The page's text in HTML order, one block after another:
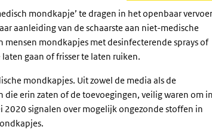
mondkapje’ te dragen in het openbaar
aanleiding van de schaarste aan niet-medische
mondkapjes met desinfecterende sprays of
gaan of frisser te laten ruiken.
mondkapjes. Uit zowel de media als de
erin zaten of de toevoegingen, veilig waren om in
2020 signalen over mogelijk ongezonde stoffen in